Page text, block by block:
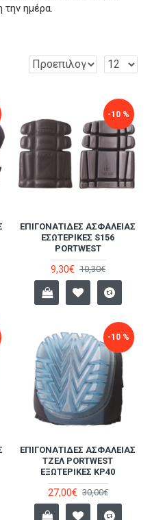
την ημέρα.
-10 %
ΕΠΙΓΟΝΑΤΊΔΕΣ ΑΣΦΑΛΕΊΑΣ
ΕΣΩΤΕΡΙΚΈΣ S156
PORTWEST
9,30€ 10,30€
-10 %
ΕΠΙΓΟΝΑΤΊΔΕΣ ΑΣΦΑΛΕΊΑΣ
ΤΖΈΛ PORTWEST
ΕΞΩΤΕΡΙΚΈΣ KP40
27,00€ 30,00€